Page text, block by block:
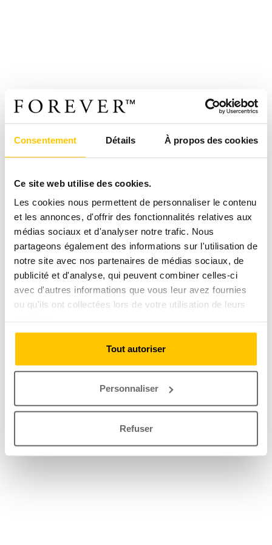
Consentement Détails À propos des cookies
Ce site web utilise des cookies.
Les cookies nous permettent de personnaliser le contenu
et les annonces, d'offrir des fonctionnalités relatives aux
médias sociaux et d'analyser notre trafic. Nous
partageons également des informations sur l'utilisation de
notre site avec nos partenaires de médias sociaux, de
publicité et d'analyse, qui peuvent combiner celles-ci
avec d'autres informations que vous leur avez fournies
ou qu'ils ont collectées lors de votre utilisation de leurs
Tout autoriser
Personnaliser
Refuser